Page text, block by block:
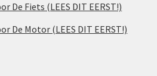
De Fiets (LEES DIT EERST!)
De Motor (LEES DIT EERST!)